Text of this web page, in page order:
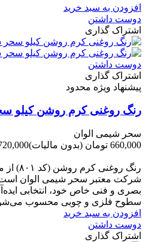
افزودن به سبد خرید
دوست داشتن
اشتراک گذاری
دوست داشتن
اشتراک گذاری
پیشنهاد ویژه محدود
رنگ روغنی کرم روشن کیلو
سحر شیمی الوان
660,000 تومان
(بدون مالیات)720,000
رنگ
شرکت‌ معتبر سحر شیمی الوان
بصری و فنی خاص خود، انتخابی
سطوح فلزی و چوبی محسوب
افزودن به سبد خرید
دوست داشتن
اشتراک گذاری